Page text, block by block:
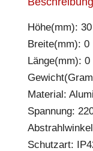
Höhe(mm): 30
Breite(mm): 0
Länge(mm): 0
Material:
Spannung:
Schutzart: